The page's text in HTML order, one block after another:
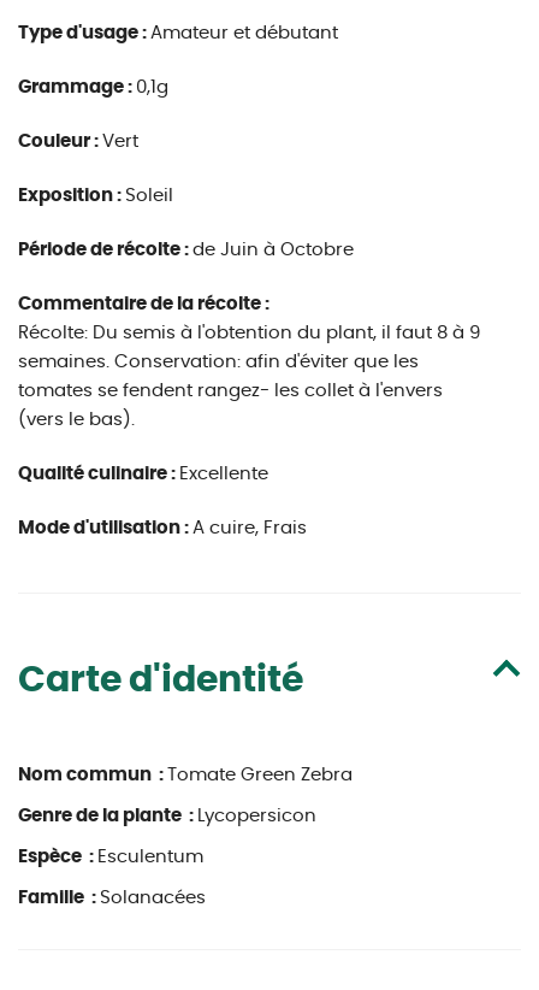
Type d'usage : Amateur et débutant
Grammage : 0,1g
Couleur : Vert
Exposition : Soleil
Période de récolte : de Juin à Octobre
Commentaire de la récolte :
Récolte: Du semis à l'obtention du plant, il faut 8 à 9
semaines. Conservation: afin d'éviter que les
tomates se fendent rangez- les collet à l'envers
(vers le bas).
Qualité culinaire : Excellente
Mode d'utilisation : A cuire, Frais
Carte d'identité
Nom commun : Tomate Green Zebra
Genre de la plante : Lycopersicon
Espèce : Esculentum
Famille : Solanacées